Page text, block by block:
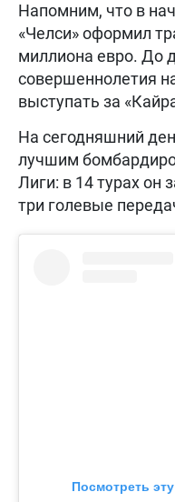
Напомним, что в
«Челси» оформил
миллиона евро. До
совершеннолетия
выступать за
На сегодняшний
лучшим
Лиги: в 14 турах он
три голевые
Посмотреть